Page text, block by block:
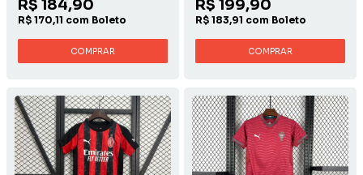
R$ 184,90
R$ 170,11 com Boleto
COMPRAR
R$ 199,90
R$ 183,91 com Boleto
COMPRAR